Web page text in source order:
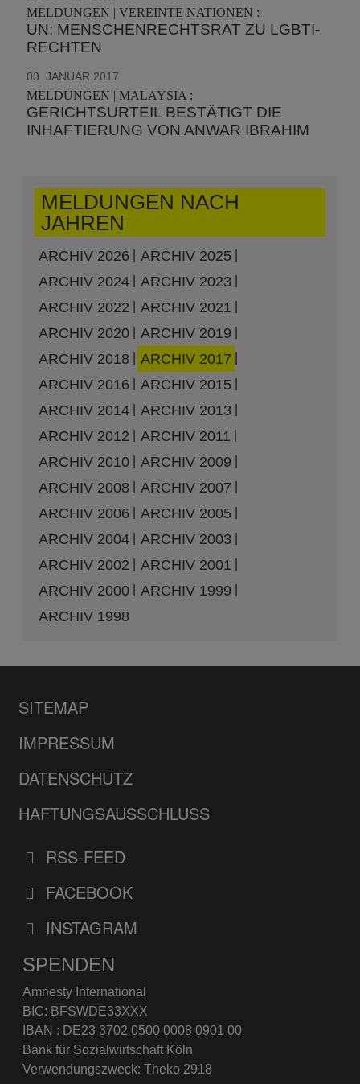
MELDUNGEN | VEREINTE NATIONEN :
UN: MENSCHENRECHTSRAT ZU LGBTI-
RECHTEN
03. JANUAR 2017
MELDUNGEN | MALAYSIA :
GERICHTSURTEIL BESTÄTIGT DIE
INHAFTIERUNG VON ANWAR IBRAHIM
MELDUNGEN NACH
JAHREN
ARCHIV 2026
ARCHIV 2025
ARCHIV 2024
ARCHIV 2023
ARCHIV 2022
ARCHIV 2021
ARCHIV 2020
ARCHIV 2019
ARCHIV 2018
ARCHIV 2017
ARCHIV 2016
ARCHIV 2015
ARCHIV 2014
ARCHIV 2013
ARCHIV 2012
ARCHIV 2011
ARCHIV 2010
ARCHIV 2009
ARCHIV 2008
ARCHIV 2007
ARCHIV 2006
ARCHIV 2005
ARCHIV 2004
ARCHIV 2003
ARCHIV 2002
ARCHIV 2001
ARCHIV 2000
ARCHIV 1999
ARCHIV 1998
SITEMAP
IMPRESSUM
DATENSCHUTZ
HAFTUNGSAUSSCHLUSS
RSS-FEED
FACEBOOK
INSTAGRAM
SPENDEN
Amnesty International
BIC: BFSWDE33XXX
IBAN : DE23 3702 0500 0008 0901 00
Bank für Sozialwirtschaft Köln
Verwendungszweck: Theko 2918